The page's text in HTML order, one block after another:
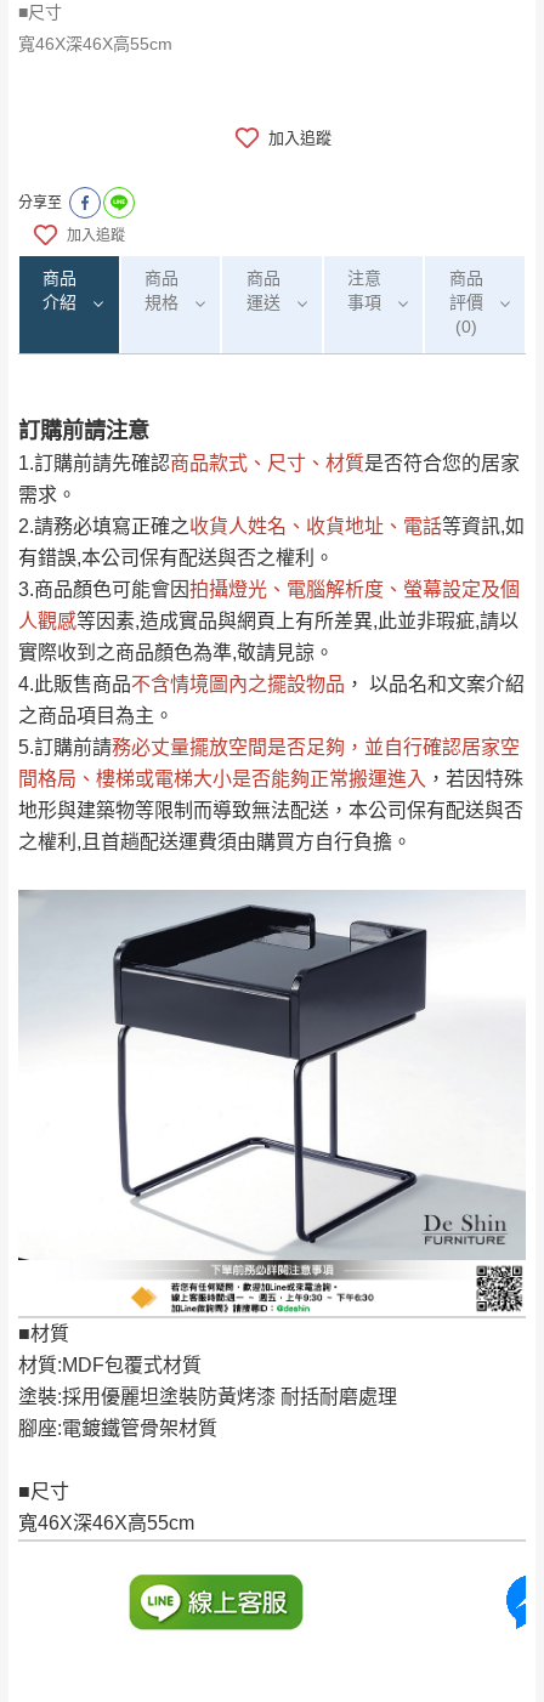
■尺寸
寬46X深46X高55cm
加入追蹤
分享至
加入追蹤
商品
介紹
商品
規格
商品
運送
注意
事項
商品
評價
(0)
訂購前請注意
1.訂購前請先確認商品款式、尺寸、材質是否符合您的居家
需求。
2.請務必填寫正確之收貨人姓名、收貨地址、電話等資訊,如
有錯誤,本公司保有配送與否之權利。
3.商品顏色可能會因拍攝燈光、電腦解析度、螢幕設定及個
人觀感等因素,造成實品與網頁上有所差異,此並非瑕疵,請以
實際收到之商品顏色為準,敬請見諒。
4.此販售商品不含情境圖內之擺設物品 ， 以品名和文案介紹
之商品項目為主。
5.訂購前請務必丈量擺放空間是否足夠 ，並自行確認居家空
間格局、 樓梯或電梯大小是否能夠正常搬運進入 ，若因特殊
地形與建築物等限制而導致無法配送，本公司保有配送與否
之權利,且首趟配送運費須由購買方自行負擔。
■材質
材質:MDF包覆式材質
塗裝:採用優麗坦塗裝防黃烤漆 耐括耐磨處理
腳座:電鍍鐵管骨架材質
■尺寸
寬46X深46X高55cm
運 費 說 明
運送地區 運送費用
偏遠地區
（請先線上詢問 LINE
→@dershin ）
桃園
免 運
費
復興鄉
新竹
峨眉鄉、五峰鄉、
橫山、北埔鄉、尖
石鄉、寶山鄉山
區、新埔山區、芎
台北
新北
雙溪、貢寮、烏
峽山區、石碇、坪
林、福隆、淡水山
區、北投湖山路、
深坑山區
$ 9,000以上：免
運費
NT$500元
＊A108產品另收運費
$ 9,000以上：免
NT$500元
＊A108產品另收運費
配送天數：5~14天
注意事項：
由於品項繁多，網頁無法及時更新，如有需
Line客服」來信確認商品是否有「現貨」與
「金額」。
若商品價格或庫存有異常，商家有權取消訂
單。部分網路商品恕無法更改原設計或客製，敬請
見諒！
接單後二日內(不含例假日)，我們客服會與您
電話聯絡或E-Mail通知確認訂單。
（線上客服 LINE → @dershin）
下單前先詢問是否現貨，若未詢問下單後無
（洽詢方式請搜尋 Line ID → @dershin）
運送範圍：限定北至基隆，南至苗栗，偏遠
地區恕無法提供運送 (詳見運送規章)。
配送範圍：
苗栗至基隆；其它地區暫不開放，如因特殊
地型限制(山區、鄉、鎮、村)、樓梯太小、無
法搬運上樓等因素，導致無法配送，
保有出貨的權利。
保護物流人員的工作安全，賣家無提供吊掛
服務，若需以吊車或其他的吊掛方式吊運，
費用將由買方自行支付。
因大型傢俱有組裝、配送的問題，並非一般
機當天到貨前皆會再與您通知，讓你不用整
天在家等貨，以節省您的寶貴時間。
由於百貨公司配送較為不易，故暫無法配送
發票寄送：
完成出貨15個工作天另行寄出，另外約加上2~7個
工作天內送達，如遇國定假日將順延寄送。
0/5 (0)筆
全部 依評論高至低排列
依評論低至高排列 只顯示附上圖片
只顯示附上評論